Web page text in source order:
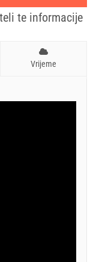
te informacije
Vrijeme